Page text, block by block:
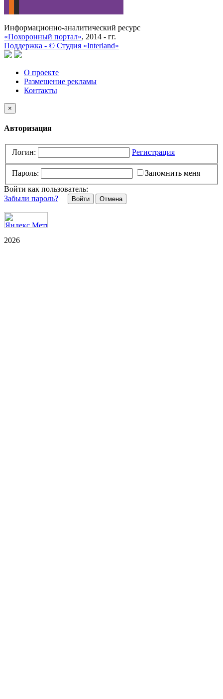
Информационно-аналитический ресурс
«Похоронный портал», 2014 - гг.
Поддержка - © Cтудия «Interland»
О проекте
Размещение рекламы
Контакты
×
Авторизация
Логин: Регистрация
Пароль:
Запомнить меня
Войти как пользователь:
Забыли пароль?
Отмена
2026